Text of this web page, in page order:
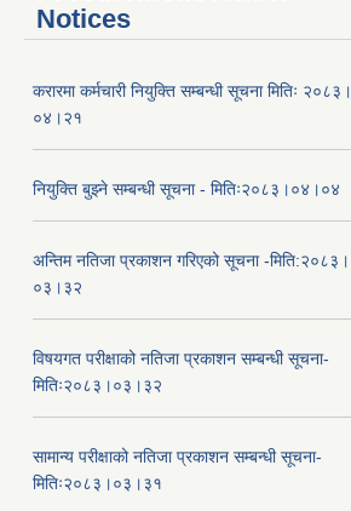
Notices
करारमा कर्मचारी नियुक्ति सम्बन्धी सूचना मितिः २०८३।
०४।२१
नियुक्ति बुझ्ने सम्बन्धी सूचना - मितिः२०८३।०४।०४
अन्तिम नतिजा प्रकाशन गरिएको सूचना -मिति:२०८३।
०३।३२
विषयगत परीक्षाको नतिजा प्रकाशन सम्बन्धी सूचना-
मितिः२०८३।०३।३२
सामान्य परीक्षाको नतिजा प्रकाशन सम्बन्धी सूचना-
मितिः२०८३।०३।३१